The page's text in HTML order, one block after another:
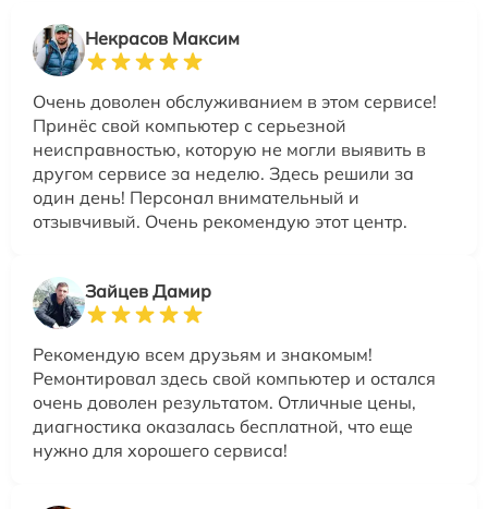
Некрасов Максим
Очень доволен обслуживанием в этом сервисе!
Принёс свой компьютер с серьезной
неисправностью, которую не могли выявить в
другом сервисе за неделю. Здесь решили за
один день! Персонал внимательный и
отзывчивый. Очень рекомендую этот центр.
Зайцев Дамир
Рекомендую всем друзьям и знакомым!
Ремонтировал здесь свой компьютер и остался
очень доволен результатом. Отличные цены,
диагностика оказалась бесплатной, что еще
нужно для хорошего сервиса!